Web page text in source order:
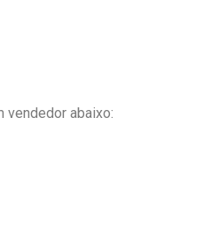
vendedor abaixo: